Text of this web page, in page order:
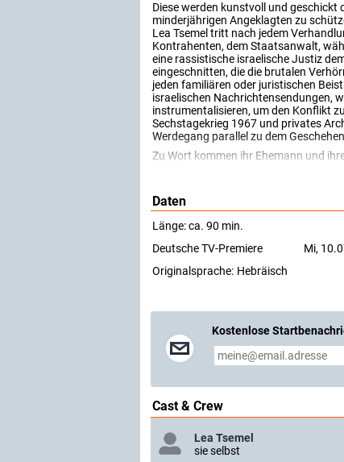
Diese werden kunstvoll und
minderjährigen Angeklagten zu
Lea Tsemel tritt nach jedem
Kontrahenten, dem Staatsanwalt,
eine rassistische israelische Justiz
eingeschnitten, die die brutalen
jeden familiären oder juristischen
israelischen Nachrichtensendungen,
instrumentalisieren, um den Konflikt
Sechstagekrieg 1967 und privates
Werdegang parallel zu dem
Zu Wort kommen ihr Ehemann und
Daten
Länge: ca. 90 min.
Deutsche TV-Premiere
Mi,
Originalsprache: Hebräisch
Kostenlose
Cast & Crew
Lea Tsemel
sie selbst